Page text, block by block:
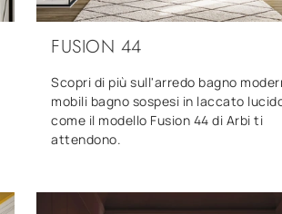
FUSION 44
Scopri di più sull'arredo bagno
mobili bagno sospesi in laccato
come il modello Fusion 44 di Arbi ti
attendono.